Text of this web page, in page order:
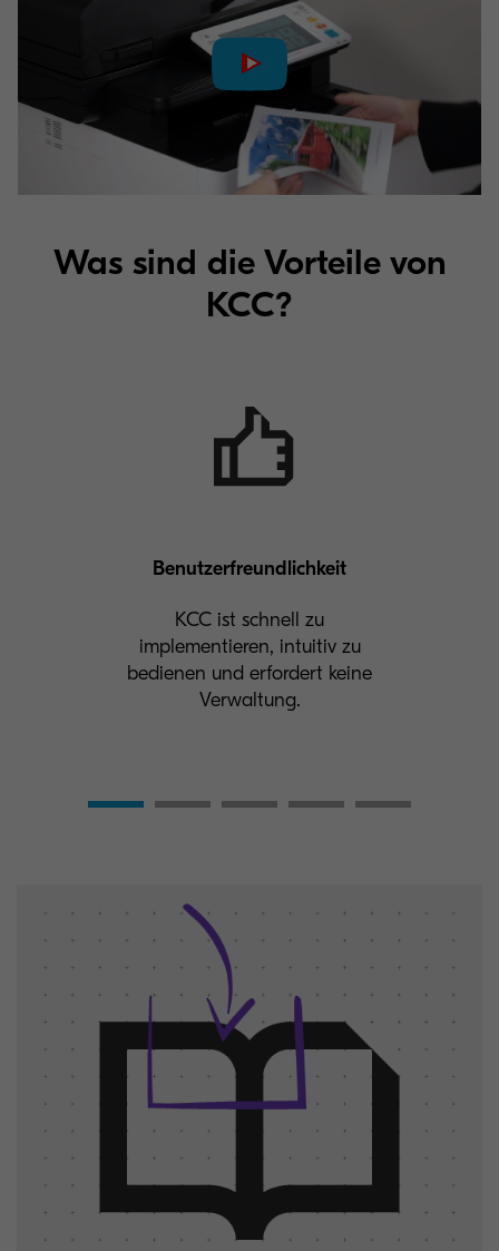
Was sind die Vorteile von
KCC?
Benutzerfreundlichkeit
KCC ist schnell zu
implementieren, intuitiv zu
bedienen und erfordert keine
Verwaltung.